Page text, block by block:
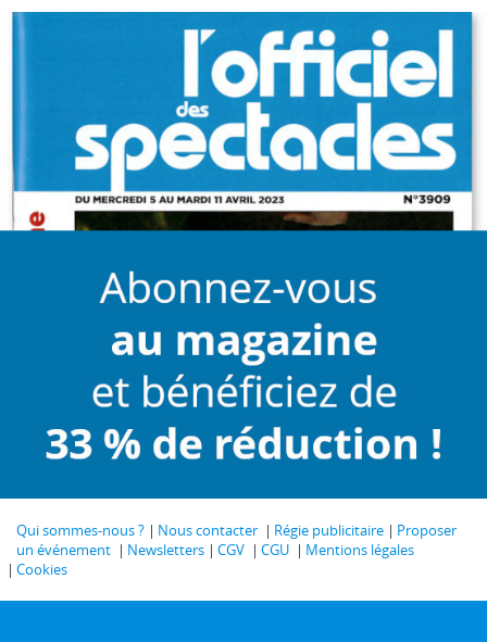
Qui sommes-nous ? Nous contacter Régie publicitaire
Proposer
un événement
Newsletters CGV CGU
Mentions légales
Cookies